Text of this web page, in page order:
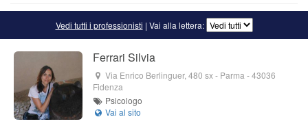
Vedi tutti i professionisti | Vai alla lettera:
Ferrari Silvia
Via Enrico Berlinguer, 480 sx- Parma -43036
Fidenza
Psicologo